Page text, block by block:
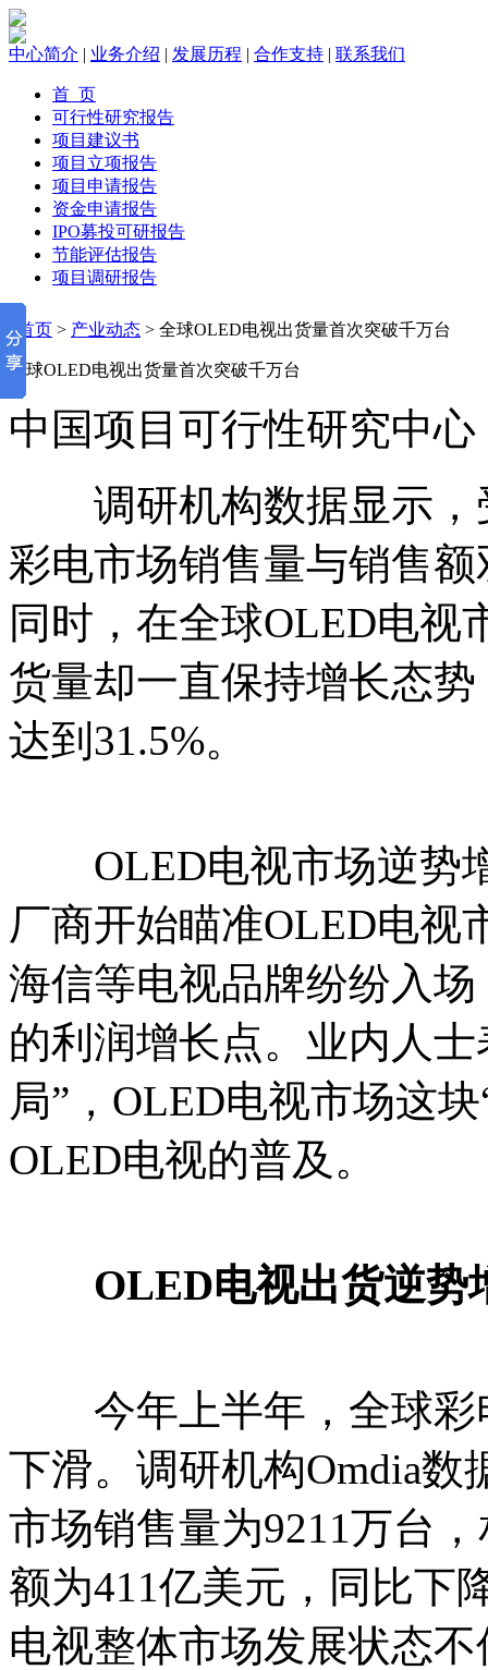
中心简介 | 业务介绍 | 发展历程 | 合作支持 | 联系我们
首 页
可行性研究报告
项目建议书
项目立项报告
项目申请报告
资金申请报告
IPO募投可研报告
节能评估报告
项目调研报告
首页 > 产业动态 > 全球OLED电视出货量首次突破千万台
全球OLED电视出货量首次突破千万台
中国项目可行性研究
调研机构数据显示，
彩电市场销售量与销售
同时，在全球OLED电视
货量却一直保持增长态
达到31.5%。
OLED电视市场逆势
厂商开始瞄准OLED电视
海信等电视品牌纷纷入
的利润增长点。业内人
局”，OLED电视市场这
OLED电视的普及。
OLED电视出货逆势
今年上半年，全球彩
下滑。调研机构Omdia
市场销售量为9211万台
额为411亿美元，同比下
电视整体市场发展状态